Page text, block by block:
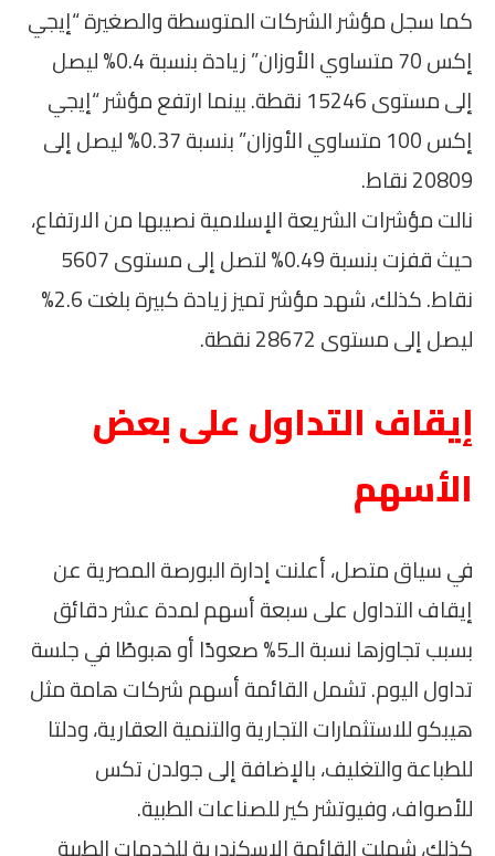
كما سجل مؤشر الشركات المتوسطة والصغيرة “إيجي
إكس 70 متساوي الأوزان” زيادة بنسبة 0.4% ليصل
إلى مستوى 15246 نقطة. بينما ارتفع مؤشر “إيجي
إكس 100 متساوي الأوزان” بنسبة 0.37% ليصل إلى
20809 نقاط.
نالت مؤشرات الشريعة الإسلامية نصيبها من الارتفاع،
حيث قفزت بنسبة 0.49% لتصل إلى مستوى 5607
نقاط. كذلك، شهد مؤشر تميز زيادة كبيرة بلغت 2.6%
ليصل إلى مستوى 28672 نقطة.
إيقاف التداول على بعض
الأسهم
في سياق متصل، أعلنت إدارة البورصة المصرية عن
إيقاف التداول على سبعة أسهم لمدة عشر دقائق
بسبب تجاوزها نسبة الـ5% صعودًا أو هبوطًا في جلسة
تداول اليوم. تشمل القائمة أسهم شركات هامة مثل
هيبكو للاستثمارات التجارية والتنمية العقارية، ودلتا
للطباعة والتغليف، بالإضافة إلى جولدن تكس
للأصواف، وفيوتشر كير للصناعات الطبية.